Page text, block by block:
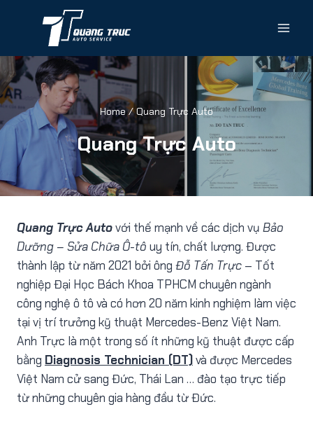
Home / Quang Trực Auto
Quang Trực Auto
Quang Trực Autovới thế mạnh về các dịch vụ Bảo
Dưỡng – Sửa Chữa Ô-tô uy tín, chất lượng. Được
thành lập từ năm 2021 bởi ông Đỗ Tấn Trực – Tốt
nghiệp Đại Học Bách Khoa TPHCM chuyên ngành
công nghệ ô tô và có hơn 20 năm kinh nghiệm làm việc
tại vị trí trưởng kỹ thuật Mercedes-Benz Việt Nam.
Anh Trực là một trong số ít những kỹ thuật được cấp
bằng Diagnosis Technician (DT)và được Mercedes
Việt Nam cử sang Đức, Thái Lan … đào tạo trực tiếp
từ những chuyên gia hàng đầu từ Đức.